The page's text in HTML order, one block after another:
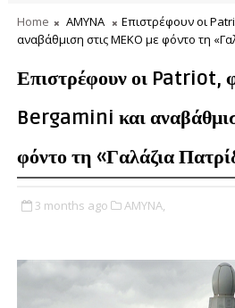
Home ΑΜΥΝΑ
Επιστρέφουν οι
αναβάθμιση στις ΜΕΚΟ με φόντο τη
Επιστρέφουν οι Patriot,
Bergamini και
φόντο τη «Γαλάζια
3 months ago ΑΜΥΝΑ,